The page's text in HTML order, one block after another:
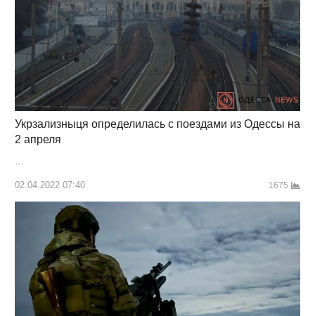
Укрзализныця определилась с поездами из Одессы на
2 апреля
02.04.2022 07:40 1675